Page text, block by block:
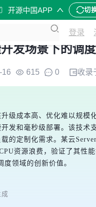
开源中国APP 切
登录
发场景下的调
16 615 0 收录
级成本高、优化难以规模
发和毫秒级部署。该技术
的定制化需求。某云
资源浪费，验证了其性
度领域的创新价值。